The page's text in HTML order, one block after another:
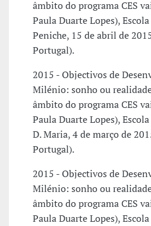
âmbito do programa CES
Paula Duarte Lopes),
Peniche, 15 de abril de
Portugal).
2015 - Objectivos de
Milénio: sonho ou
âmbito do programa CES
Paula Duarte Lopes),
D. Maria, 4 de março de
Portugal).
2015 - Objectivos de
Milénio: sonho ou
âmbito do programa CES
Paula Duarte Lopes),